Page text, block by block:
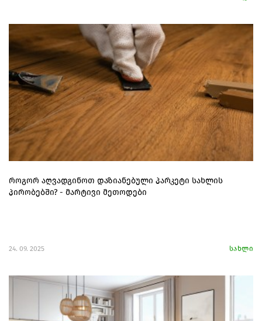
როგორ აღვადგინოთ დაზიანებული პარკეტი სახლის
პირობებში? - მარტივი მეთოდები
24. 09. 2025 სახლი